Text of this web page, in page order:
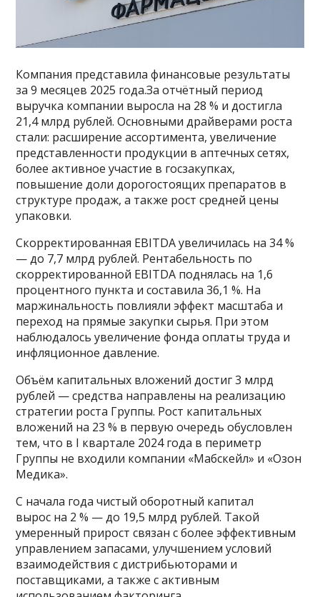
Компания представила финансовые результаты
за 9 месяцев 2025 года.За отчётный период
выручка компании выросла на 28 % и достигла
21,4 млрд рублей. Основными драйверами роста
стали: расширение ассортимента, увеличение
представленности продукции в аптечных сетях,
более активное участие в госзакупках,
повышение доли дорогостоящих препаратов в
структуре продаж, а также рост средней цены
упаковки.
Скорректированная EBITDA увеличилась на 34 %
— до 7,7 млрд рублей. Рентабельность по
скорректированной EBITDA поднялась на 1,6
процентного пункта и составила 36,1 %. На
маржинальность повлияли эффект масштаба и
переход на прямые закупки сырья. При этом
наблюдалось увеличение фонда оплаты труда и
инфляционное давление.
Объём капитальных вложений достиг 3 млрд
рублей — средства направлены на реализацию
стратегии роста Группы. Рост капитальных
вложений на 23 % в первую очередь обусловлен
тем, что в I квартале 2024 года в периметр
Группы не входили компании «Мабскейл» и «Озон
Медика».
С начала года чистый оборотный капитал
вырос на 2 % — до 19,5 млрд рублей. Такой
умеренный прирост связан с более эффективным
управлением запасами, улучшением условий
взаимодействия с дистрибьюторами и
поставщиками, а также с активным